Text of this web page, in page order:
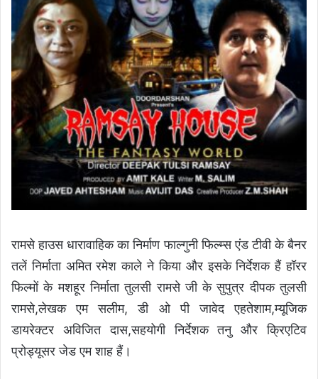
रामसे हाउस धारावाहिक का निर्माण फाल्गुनी फिल्म्स एंड टीवी के बैनर
तलें निर्माता अमित रमेश काले ने किया और इसके निर्देशक हैं हॉरर
फिल्मों के मशहूर निर्माता तुलसी रामसे जी के सुपुत्र दीपक तुलसी
रामसे,लेखक एम सलीम, डी ओ पी जावेद एहतेशाम,म्यूजिक
डायरेक्टर अविजित दास,सहयोगी निर्देशक तनु और क्रिएटिव
प्रोड्यूसर जेड एम शाह हैं।